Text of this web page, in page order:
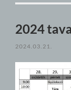
2024
2024.03.21.